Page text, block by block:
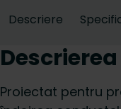
Descriere
Proiectat pentru